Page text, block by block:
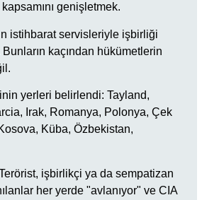
genişletmek.
istihbarat servisleriyle işbirliği
kaçından hükümetlerin
yerleri belirlendi: Tayland,
Irak, Romanya, Polonya, Çek
Küba, Özbekistan,
işbirlikçi ya da sempatizan
her yerde "avlanıyor" ve CIA